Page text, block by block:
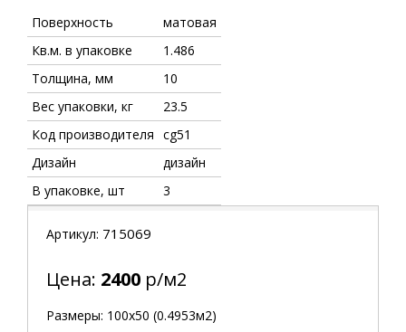
Поверхность
матовая
Кв.м. в упаковке
1.486
Толщина, мм
10
Вес упаковки, кг
23.5
Код производителя cg51
Дизайн
дизайн
В упаковке, шт
3
Артикул: 715069
Цена: 2400 р/м2
Размеры: 100х50 (0.4953м2)